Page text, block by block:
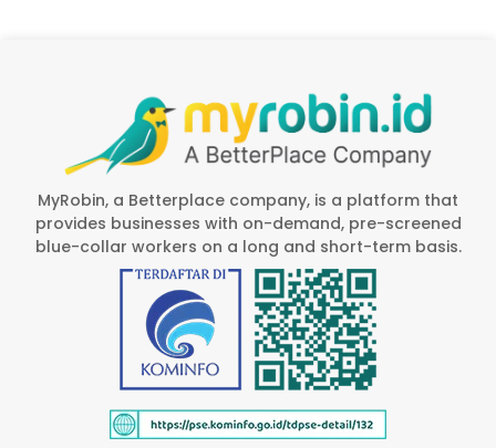
MyRobin, a Betterplace company, is a platform that
provides businesses with on-demand, pre-screened
blue-collar workers on a long and short-term basis.